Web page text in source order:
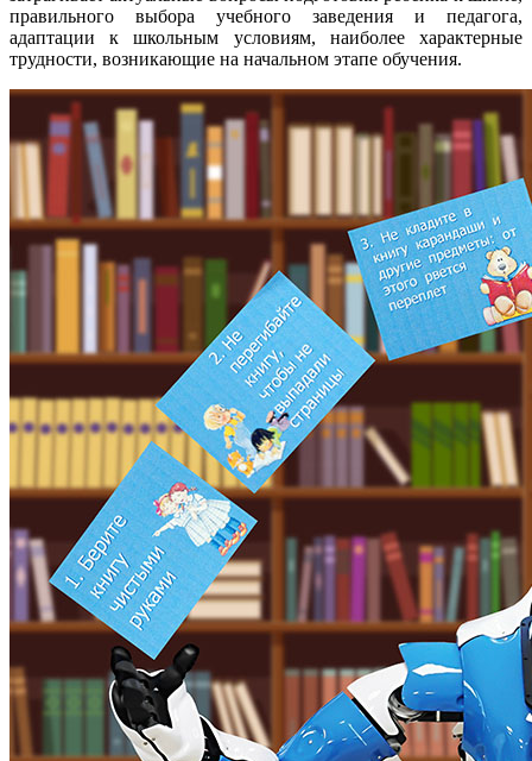
правильного выбора учебного заведения и педагога,
адаптации к школьным условиям, наиболее характерные
трудности, возникающие на начальном этапе обучения.